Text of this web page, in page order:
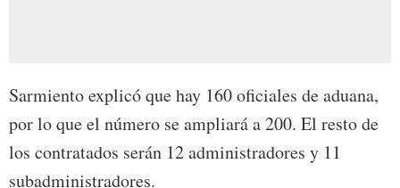
Sarmiento explicó que hay 160 oficiales de aduana,
por lo que el número se ampliará a 200. El resto de
los contratados serán 12 administradores y 11
subadministradores.